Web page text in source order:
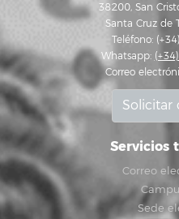
38200, San
Santa Cruz de
Teléfono:
Whatsapp:
Correo
Solicitar
Servicios
Correo
Sede